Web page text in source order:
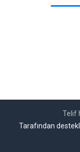
Telif
Tarafından